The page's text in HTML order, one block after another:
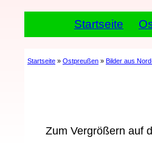
Startseite
Startseite » Ostpreußen » Bilder aus
Zum Vergrößern auf